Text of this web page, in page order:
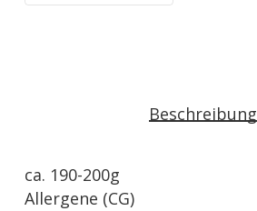
Beschreibung
ca. 190-200g
Allergene (CG)